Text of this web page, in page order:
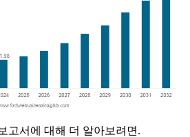
고서에 대해 더 알아보려면.